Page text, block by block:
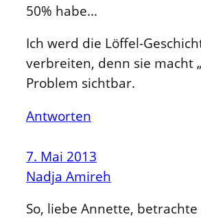
50% habe…
Ich werd die Löffel-
verbreiten, denn sie macht
Problem sichtbar.
Antworten
7. Mai 2013
Nadja Amireh
So, liebe Annette,